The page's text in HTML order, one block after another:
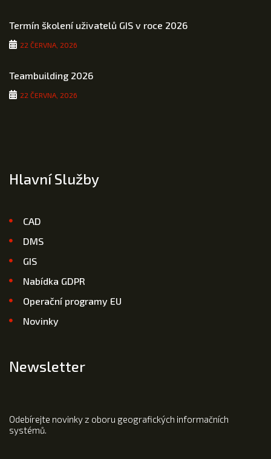
Termín školení uživatelů GIS v roce 2026
22 ČERVNA, 2026
Teambuilding 2026
22 ČERVNA, 2026
Hlavní Služby
CAD
DMS
GIS
Nabídka GDPR
Operační programy EU
Novinky
Newsletter
Odebírejte novinky z oboru geografických informačních
systémů.